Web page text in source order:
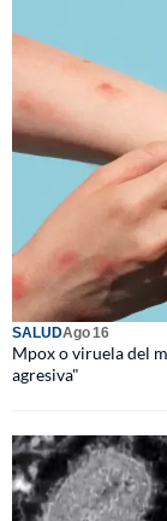
SALUDAgo 16
Mpox o viruela del
agresiva"